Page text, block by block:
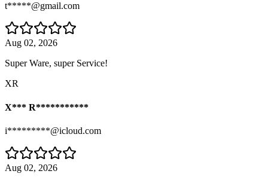
t*****@gmail.com
Aug 02, 2026
Super Ware, super Service!
XR
X*** R***********
i*********@icloud.com
Aug 02, 2026